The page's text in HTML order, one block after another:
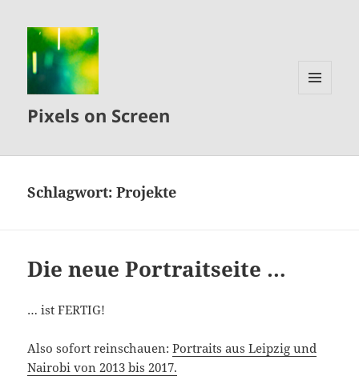
Pixels on Screen
Schlagwort:Projekte
Die neue Portraitseite …
… ist FERTIG!
Also sofort reinschauen:Portraits aus Leipzig und
Nairobi von 2013 bis 2017.